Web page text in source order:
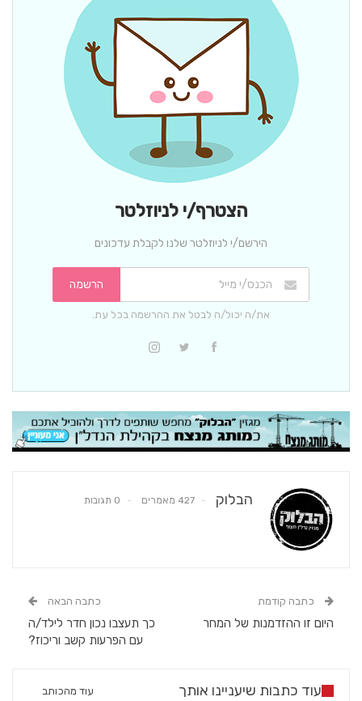
הצטרף/י לניוזלטר
הירשם/י לניוזלטר שלנו לקבלת עדכונים
הרשמה
את/ה יכול/ה לבטל את ההרשמה בכל עת.
הבלוק 427 מאמרים 0 תגובות
כתבה קודמת
היום זו ההזדמנות של המחר
כתבה הבאה
כך תעצבו נכון חדר לילד/ה
עם הפרעות קשב וריכוז?
עוד כתבות שיעניינו אותך עוד מהכותב